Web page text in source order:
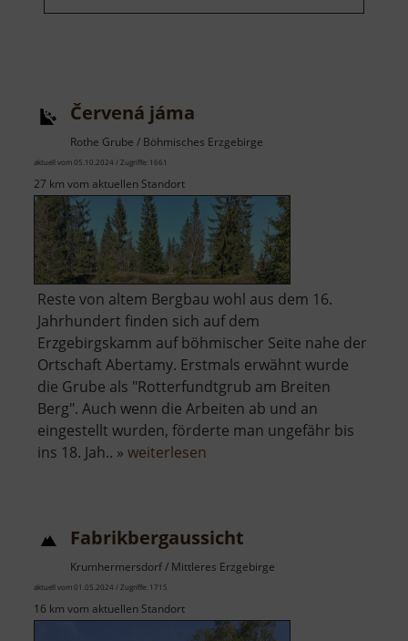
Červená jáma
Rothe Grube / Böhmisches Erzgebirge
aktuell vom 05.10.2024 / Zugriffe: 1661
27 km vom aktuellen Standort
Reste von altem Bergbau wohl aus dem 16.
Jahrhundert finden sich auf dem
Erzgebirgskamm auf böhmischer Seite nahe der
Ortschaft Abertamy. Erstmals erwähnt wurde
die Grube als "Rotterfundtgrub am Breiten
Berg". Auch wenn die Arbeiten ab und an
eingestellt wurden, förderte man ungefähr bis
ins 18. Jah.. » weiterlesen
Fabrikbergaussicht
Krumhermersdorf / Mittleres Erzgebirge
aktuell vom 01.05.2024 / Zugriffe: 1715
16 km vom aktuellen Standort